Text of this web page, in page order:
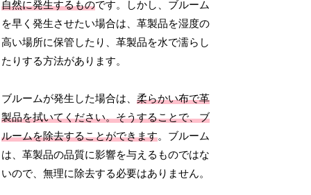
自然に発生するものです。しかし、ブルーム
を早く発生させたい場合は、革製品を湿度の
高い場所に保管したり、革製品を水で濡らし
たりする方法があります。
ブルームが発生した場合は、柔らかい布で革
製品を拭いてください。そうすることで、ブ
ルームを除去することができます。ブルーム
は、革製品の品質に影響を与えるものではな
いので、無理に除去する必要はありません。